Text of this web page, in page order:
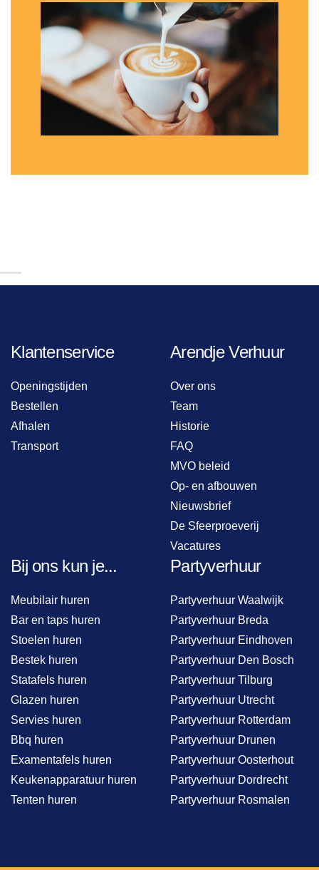
Klantenservice
Openingstijden
Bestellen
Afhalen
Transport
Arendje Verhuur
Over ons
Team
Historie
FAQ
MVO beleid
Op- en afbouwen
Nieuwsbrief
De Sfeerproeverij
Vacatures
Bij ons kun je...
Meubilair huren
Bar en taps huren
Stoelen huren
Bestek huren
Statafels huren
Glazen huren
Servies huren
Bbq huren
Examentafels huren
Keukenapparatuur huren
Tenten huren
Partyverhuur
Partyverhuur Waalwijk
Partyverhuur Breda
Partyverhuur Eindhoven
Partyverhuur Den Bosch
Partyverhuur Tilburg
Partyverhuur Utrecht
Partyverhuur Rotterdam
Partyverhuur Drunen
Partyverhuur Oosterhout
Partyverhuur Dordrecht
Partyverhuur Rosmalen